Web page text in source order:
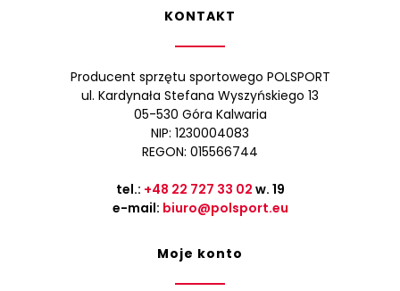
KONTAKT
Producent sprzętu sportowego POLSPORT
ul. Kardynała Stefana Wyszyńskiego 13
05-530 Góra Kalwaria
NIP: 1230004083
REGON: 015566744
tel.: +48 22 727 33 02 w. 19
e-mail: biuro@polsport.eu
Moje konto